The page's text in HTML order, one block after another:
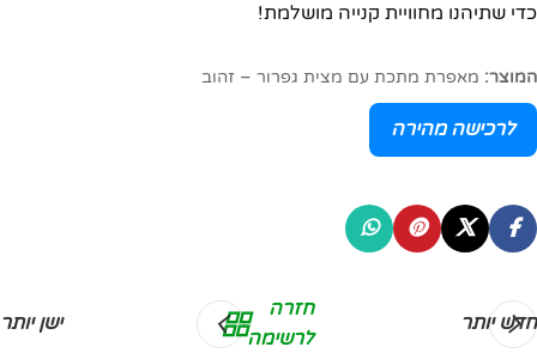
כדי שתיהנו מחוויית קנייה מושלמת!
המוצר: מאפרת מתכת עם מצית גפרור – זהוב
לרכישה מהירה
חדש יותר
חזרה
לרשימה
ישן יותר